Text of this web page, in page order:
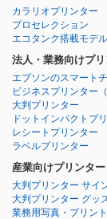
カラリオプリンター
プロセレクション
エコタンク搭載モデル
法人・業務向けプ
エプソンのスマート
ビジネスプリンター
大判プリンター
ドットインパクトプ
レシートプリンター
ラベルプリンター
産業向けプリンタ
大判プリンター サイ
大判プリンター グッ
業務用写真・プリン